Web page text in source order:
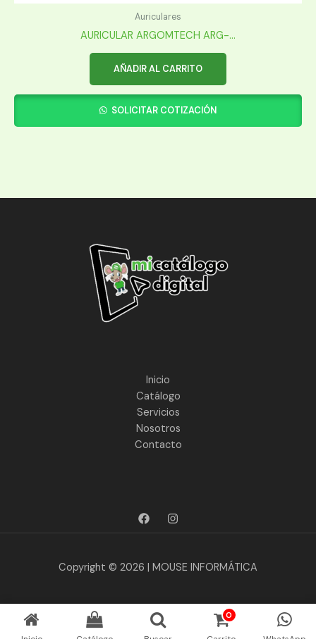
Auriculares
AURICULAR ARGOMTECH ARG-...
AÑADIR AL CARRITO
SOLICITAR COTIZACIÓN
Inicio
Catálogo
Servicios
Nosotros
Contacto
Copyright © 2026 | MOUSE INFORMÁTICA
0